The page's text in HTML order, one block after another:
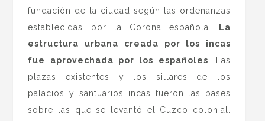
fundación de la ciudad según las ordenanzas
establecidas por la Corona española.
La
estructura urbana creada por los incas
fue aprovechada por los españoles . Las
plazas existentes y los sillares de los
palacios y santuarios incas fueron las bases
sobre las que se levantó el Cuzco colonial.